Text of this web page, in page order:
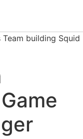
building Squid